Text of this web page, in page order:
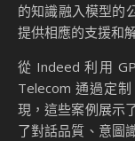
的知識融入模型的
提供相應的支援和
從 Indeed 利用
Telecom 通過定
現，這些案例展示
了對話品質、意圖